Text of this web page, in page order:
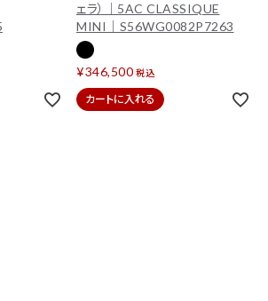
ェラ）｜5AC CLASSIQUE
MINI｜S56WG0082P7263
¥346,500 税込
カートに入れる